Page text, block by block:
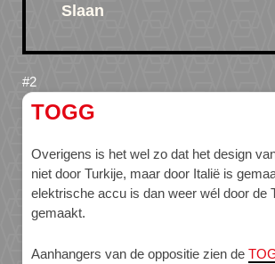
Slaan
TOGG
Overigens is het wel zo dat het design
niet door Turkije, maar door Italië is
elektrische accu is dan weer wél door de
gemaakt.
Aanhangers van de oppositie zien de